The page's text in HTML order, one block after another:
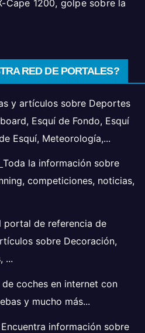
Cape 1200, golpe sobre la
RED DE PORTALES?
y artículos sobre Deportes
Esquí de Fondo, Esquí
Esquí, Meteorología,...
Toda la información sobre
competiciones, noticias,
portal de referencia de
sobre Decoración,
...
de coches en internet con
y mucho más...
Encuentra información sobre